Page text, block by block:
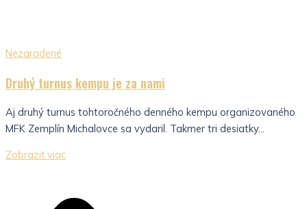
Nezaradené
Druhý turnus kempu je za nami
Aj druhý turnus tohtoročného denného kempu organizovaného
MFK Zemplín Michalovce sa vydaril. Takmer tri desiatky...
Zobraziť viac